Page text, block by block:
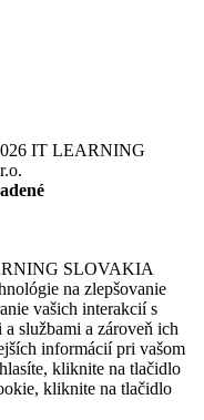
IT LEARNING
SLOVAKIA
na zlepšovanie
vašich interakcií s
službami a zároveň ich
informácií pri vašom
kliknite na tlačidlo
kliknite na tlačidlo